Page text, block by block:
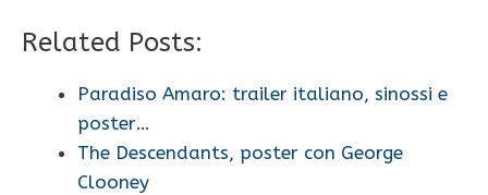
Related Posts:
Paradiso Amaro: trailer italiano, sinossi e
poster…
The Descendants, poster con George
Clooney